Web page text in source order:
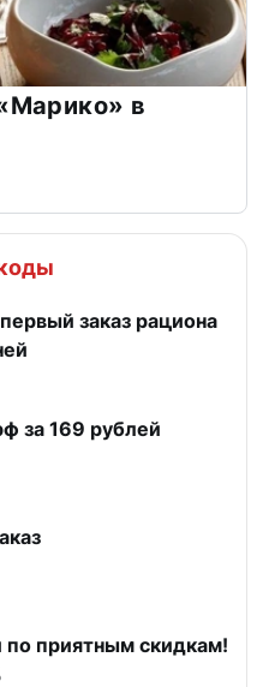
в
заказ рациона
за 169 рублей
приятным скидкам!